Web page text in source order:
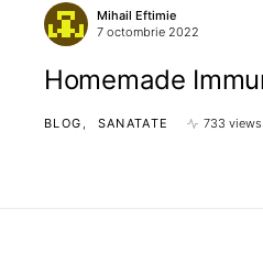
Mihail Eftimie
7 octombrie 2022
Homemade
BLOG SANATATE 733 views